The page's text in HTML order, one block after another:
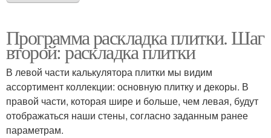
Программа раскладка плитки. Шаг
второй: раскладка плитки
В левой части калькулятора плитки мы видим
ассортимент коллекции: основную плитку и декоры. В
правой части, которая шире и больше, чем левая, будут
отображаться наши стены, согласно заданным ранее
параметрам.